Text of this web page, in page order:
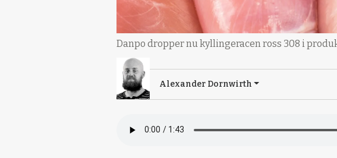
Danpo dropper nu kyllingeracen ross 308 i
Alexander Dornwirth